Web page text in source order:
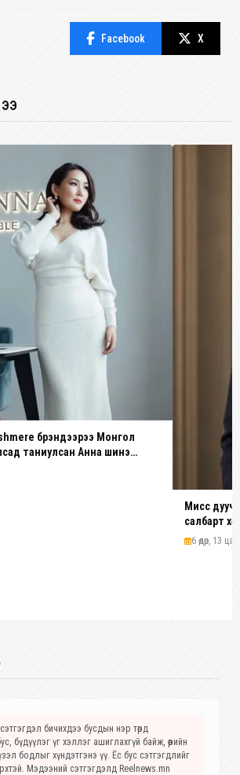
Facebook X
брэндээрээ Монгол
таниулсан Анна шинэ
Мисс
салбарт
6 өдөр, 13 цаг
бичихдээ бусдын нэр төрд
бүдүүлэг үг хэллэг ашиглахгүй байж, өөрийн
бодлыг хүндэтгэнэ үү. Ёс бус сэтгэгдлийг
Мэдээний сэтгэгдэлд Reelnews.mn